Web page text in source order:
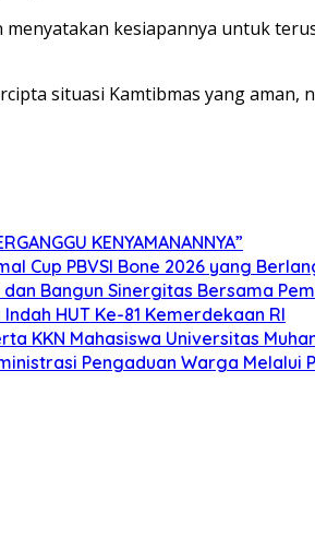
kesiapannya untuk
situasi Kamtibmas yang aman,
KENYAMANANNYA”
Cup PBVSI Bone 2026 yang
Bangun Sinergitas Bersama
HUT Ke-81 Kemerdekaan RI
KKN Mahasiswa Universitas
Pengaduan Warga Melalui